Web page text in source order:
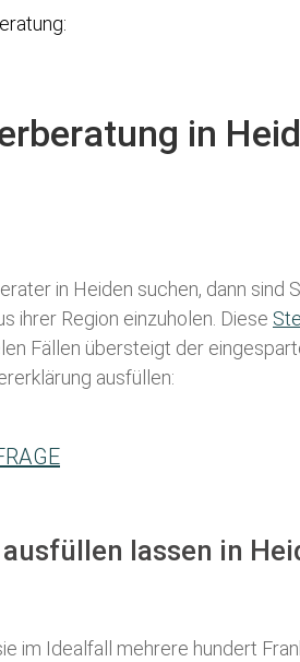
in
in Heiden suchen, dann sind
ihrer Region einzuholen. Diese
Fällen übersteigt der
ausfüllen:
lassen in
im Idealfall mehrere hundert